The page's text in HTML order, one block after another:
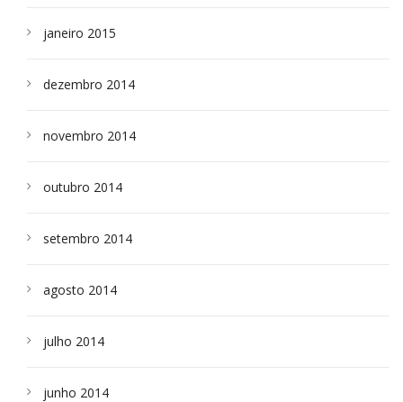
janeiro 2015
dezembro 2014
novembro 2014
outubro 2014
setembro 2014
agosto 2014
julho 2014
junho 2014